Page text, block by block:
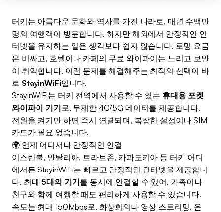
터키는 아름다운 문화와 역사를 가진 나라로, 매년 수백만
명의 여행객이 방문합니다. 하지만 해외에서 안정적인 인
터넷을 유지하는 일은 생각보다 쉽지 않습니다. 로밍 요금
은 비싸고, 호텔이나 카페의 무료 와이파이는 느리고 보안
이 취약합니다. 이런 문제를 해결해주는 최적의 선택이 바
로 StayinWiFi입니다.
StayinWiFi는 터키 전역에서 사용할 수 있는 휴대용 포켓
와이파이 기기로, 무제한 4G/5G 데이터를 제공합니다.
전원을 켜기만 하면 즉시 연결되며, 복잡한 설정이나 SIM
카드가 필요 없습니다.
🌍 언제 어디서나 안정적인 연결
이스탄불, 안탈리아, 트라브존, 카파도키아 등 터키 어디
에서든 StayinWiFi는 빠르고 안정적인 인터넷을 제공합니
다. 최대 5대의 기기를 동시에 연결할 수 있어, 가족이나
친구와 함께 여행할 때도 편리하게 사용할 수 있습니다.
속도는 최대 150Mbps로, 화상회의나 영상 스트리밍, 온